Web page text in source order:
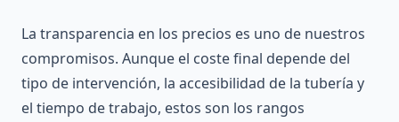
La transparencia en los precios es uno de nuestros
compromisos. Aunque el coste final depende del
tipo de intervención, la accesibilidad de la tubería y
el tiempo de trabajo, estos son los rangos